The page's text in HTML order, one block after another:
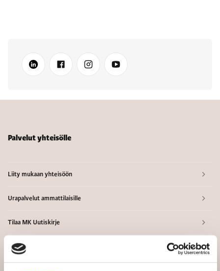
Palvelut yhteisölle
Liity mukaan yhteisöön
Urapalvelut ammattilaisille
Tilaa MK Uutiskirje
Blogit